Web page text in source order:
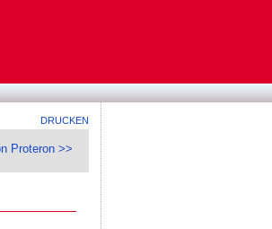
DRUCKEN
Proteron >>